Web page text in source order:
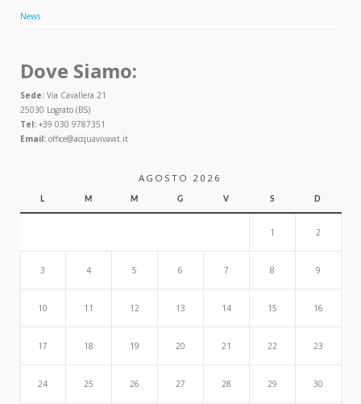
News
Dove Siamo:
Sede:Via Cavallera 21
25030 Lograto (BS)
Tel:+39 030 9787351
Email:office@acquavivawt.it
AGOSTO 2026
L M M G V S D
1 2
3 4 5 6 7 8 9
10 11 12 13 14 15 16
17 18 19 20 21 22 23
24 25 26 27 28 29 30